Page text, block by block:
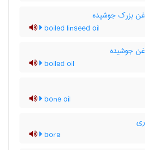
بزرک جوشیده
boiled linseed oil
جوشیده
boiled oil
bone oil
bore